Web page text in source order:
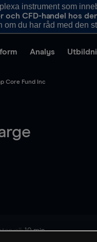
instrument som
och CFD-handel hos
om du har råd med den
Analys
Core Fund Inc
10 min